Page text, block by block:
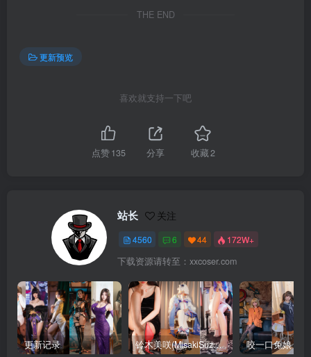
THE END
更新预览
喜欢就支持一下吧
点赞135 分享 收藏2
站长 关注
4560 6 44 172W+
下载资源请转至：xxcoser.com
更新记录 铃木美咲(MisakiSuzuki) 合集下载 咬一口兔娘 合